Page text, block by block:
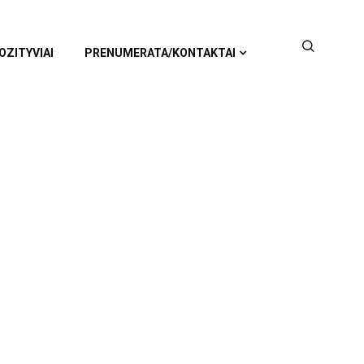
PRENUMERATA/KONTAKTAI